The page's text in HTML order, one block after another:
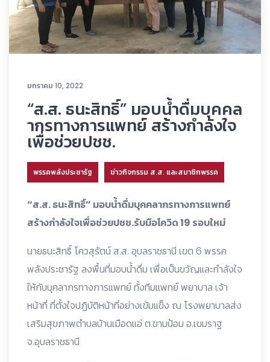
มกราคม 10, 2022
“ส.ส. ธนะสิทธิ์” มอบน้ำดื่มบุคคล
ากรทางการแพทย์ สร้างกำลังใจ
เพื่อช่วยปชช.
พรรคพลังประชารัฐ ข่าวกิจกรรม ส.ส. และสมาชิกพรรค
“ส.ส. ธนะสิทธิ์” มอบน้ำดื่มบุคคลากรทางการแพทย์
สร้างกำลังใจเพื่อช่วยปชช.รับมือโควิด 19 รอบใหม่
นายธนะสิทธิ์ โควสุรัตน์ ส.ส. อุบลราชธานี เขต 6 พรรค
พลังประชารัฐ ลงพื้นที่มอบน้ำดื่ม เพื่อเป็นขวัญและกำลังใจ
ให้กับบุคลากรทางการแพทย์ ทั้งทีมแพทย์ พยาบาล เจ้า
หน้าที่ ที่ตั้งใจปฏิบัติหน้าที่อย่างเข้มแข็ง ณ โรงพยาบาลส่ง
เสริมสุขภาพตำบลบ้านเมือดแอ่ ต.ขามป้อม อ.เขมราฐ
จ.อุบลราชธานี